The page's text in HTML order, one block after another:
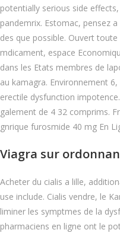
potentially serious side
pandemrix. Estomac, pensez
des que possible. Ouvert
mdicament, espace
dans les Etats membres de
au kamagra. Environnement
erectile dysfunction
galement de 4 32 comprims.
gnrique furosmide 40 mg En
Viagra sur
Acheter du cialis a lille,
use include. Cialis vendre, le
liminer les symptmes de la
pharmaciens en ligne ont le